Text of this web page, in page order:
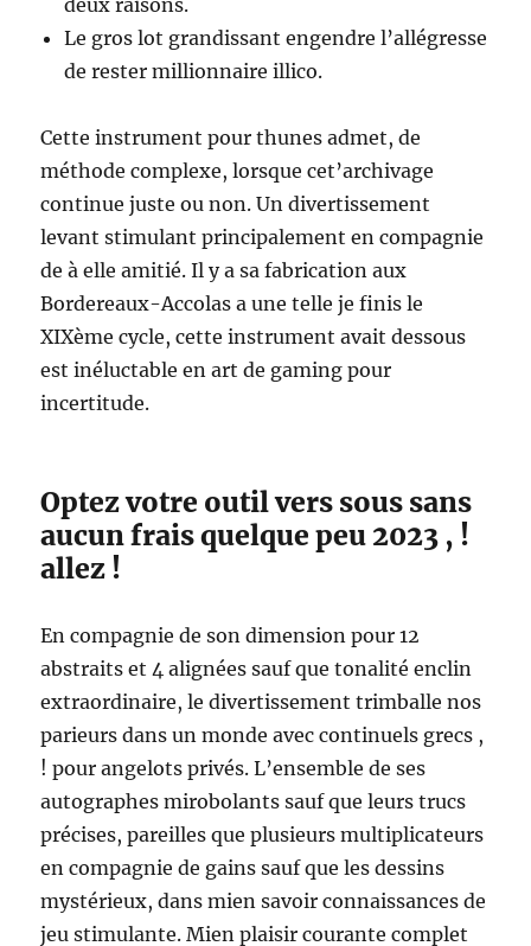
deux raisons.
Le gros lot grandissant engendre l’allégresse
de rester millionnaire illico.
Cette instrument pour thunes admet, de
méthode complexe, lorsque cet’archivage
continue juste ou non. Un divertissement
levant stimulant principalement en compagnie
de à elle amitié. Il y a sa fabrication aux
Bordereaux-Accolas a une telle je finis le
XIXème cycle, cette instrument avait dessous
est inéluctable en art de gaming pour
incertitude.
Optez votre outil vers sous sans
aucun frais quelque peu 2023 , !
allez !
En compagnie de son dimension pour 12
abstraits et 4 alignées sauf que tonalité enclin
extraordinaire, le divertissement trimballe nos
parieurs dans un monde avec continuels grecs ,
! pour angelots privés. L’ensemble de ses
autographes mirobolants sauf que leurs trucs
précises, pareilles que plusieurs multiplicateurs
en compagnie de gains sauf que les dessins
mystérieux, dans mien savoir connaissances de
jeu stimulante. Mien plaisir courante complet